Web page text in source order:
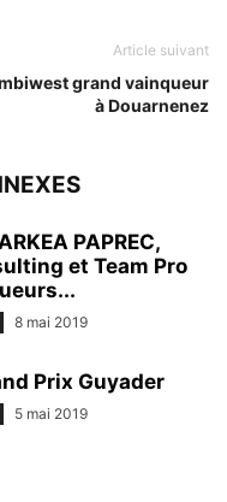
Article suivant
grand vainqueur
à Douarnenez
PAPREC,
et Team Pro
8 mai 2019
Prix Guyader
5 mai 2019